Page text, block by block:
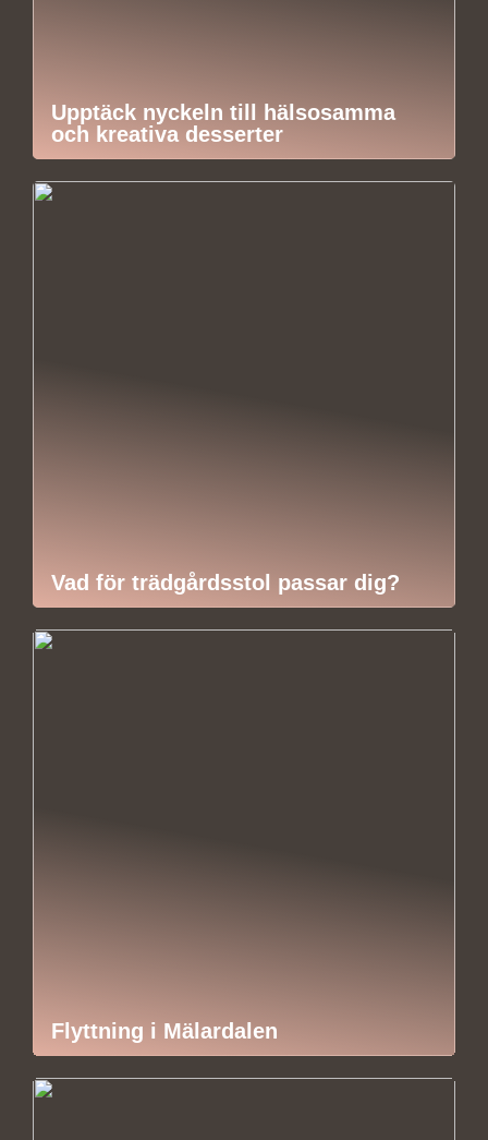
Upptäck nyckeln till hälsosamma
och kreativa desserter
Vad för trädgårdsstol passar dig?
Flyttning i Mälardalen